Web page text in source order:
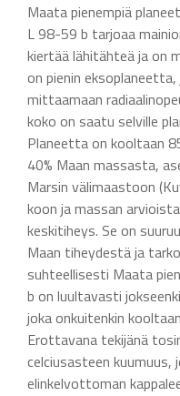
Maata pienempiä
L 98-59 b tarjoaa
kiertää lähitähteä ja on
on pienin
mittaamaan
koko on saatu selville
Planeetta on kooltaan
40% Maan massasta,
Marsin välimaastoon
koon ja massan
keskitiheys. Se on
Maan tiheydestä ja
suhteellisesti Maata
b on luultavasti
joka onkuitenkin
Erottavana tekijänä
celciusasteen
elinkelvottoman